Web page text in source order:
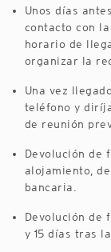
Unos días
contacto con
horario de
organizar la
Una vez
teléfono y
de reunión
Devolución de
alojamiento,
bancaria.
Devolución de
y 15 días tras